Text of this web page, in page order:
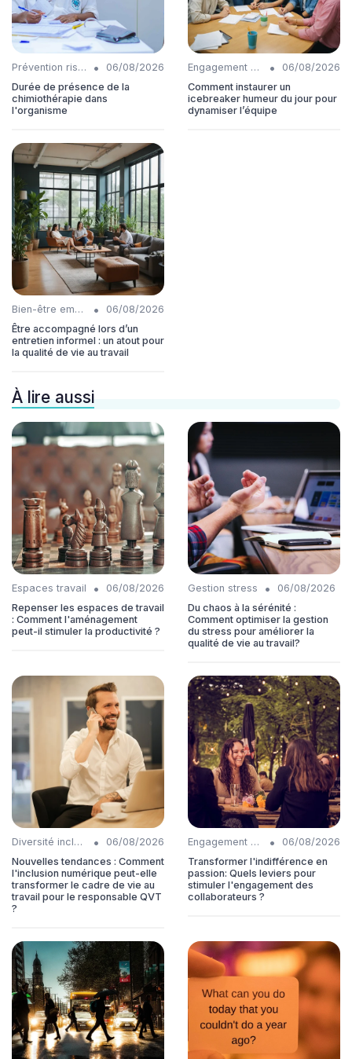
Prévention risques •
06/08/2026
Durée de présence de la
chimiothérapie dans
l'organisme
Engagement collaborateurs •
06/08/2026
Comment instaurer un
icebreaker humeur du jour pour
dynamiser l’équipe
Bien-être employés •
06/08/2026
Être accompagné lors d’un
entretien informel : un atout pour
la qualité de vie au travail
À lire aussi
Espaces travail •
06/08/2026
Repenser les espaces de travail
: Comment l'aménagement
peut-il stimuler la productivité ?
Gestion stress •
06/08/2026
Du chaos à la sérénité :
Comment optimiser la gestion
du stress pour améliorer la
qualité de vie au travail?
Diversité inclusion •
06/08/2026
Nouvelles tendances : Comment
l'inclusion numérique peut-elle
transformer le cadre de vie au
travail pour le responsable QVT
?
Engagement collaborateurs •
06/08/2026
Transformer l'indifférence en
passion: Quels leviers pour
stimuler l'engagement des
collaborateurs ?